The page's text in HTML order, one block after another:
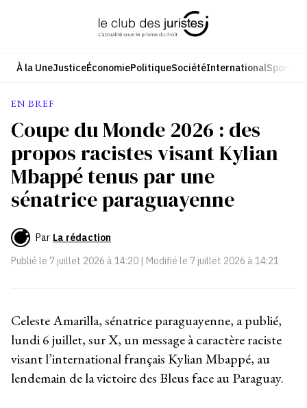
À la UneJusticeÉconomiePolitiqueSociétéInternationalSport
EN BREF
Coupe du Monde 2026 : des
propos racistes visant Kylian
Mbappé tenus par une
sénatrice paraguayenne
Par La rédaction
Publié le 7 juillet 2026 à 14:20 | Modifié le 7 juillet 2026 à 14:21
Celeste Amarilla, sénatrice paraguayenne, a publié,
lundi 6 juillet, sur X, un message à caractère raciste
visant l’international français Kylian Mbappé, au
lendemain de la victoire des Bleus face au Paraguay.